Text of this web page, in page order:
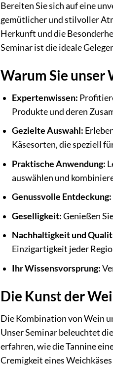
Bereiten Sie sich auf eine
gemütlicher und stilvoller
Herkunft und die
Seminar ist die ideale
Warum Sie unser
Expertenwissen:
Produkte und deren
Gezielte Auswahl:
Käsesorten, die speziell
Praktische Anwendung:
auswählen und
Genussvolle Entdeckung:
Geselligkeit:Genießen
Nachhaltigkeit und
Einzigartigkeit jeder
Ihr Wissensvorsprung:
Die Kunst der
Die Kombination von Wein
Unser Seminar beleuchtet
erfahren, wie die Tannine
Cremigkeit eines